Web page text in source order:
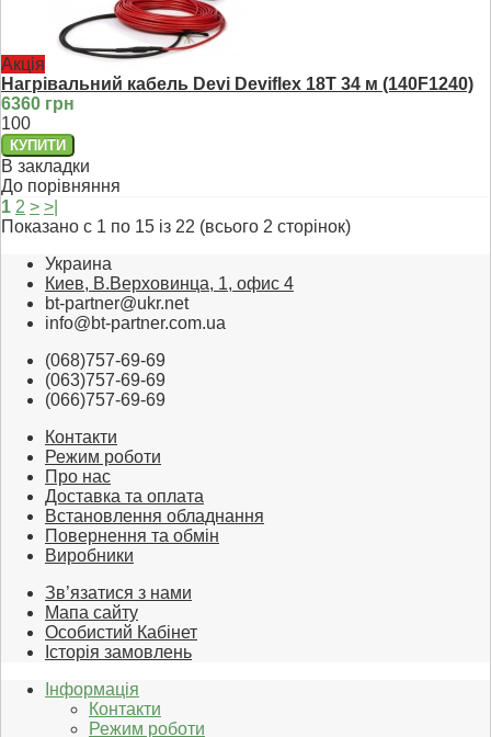
Акція
Нагрівальний кабель Devi Deviflex 18T 34 м (140F1240)
6360 грн
100
В закладки
До порівняння
1 2 > >|
Показано с 1 по 15 із 22 (всього 2 сторінок)
Украина
Киев, В.Верховинца, 1, офис 4
bt-partner@ukr.net
info@bt-partner.com.ua
(068)757-69-69
(063)757-69-69
(066)757-69-69
Контакти
Режим роботи
Про нас
Доставка та оплата
Встановлення обладнання
Повернення та обмін
Виробники
Зв’язатися з нами
Мапа сайту
Особистий Кабінет
Історія замовлень
Інформація
Контакти
Режим роботи